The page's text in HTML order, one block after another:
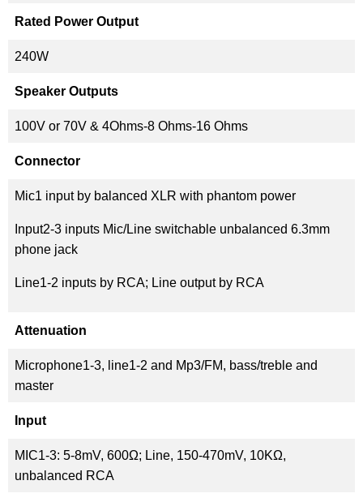
Rated Power Output
240W
Speaker Outputs
100V or 70V & 4Ohms-8 Ohms-16 Ohms
Connector
Mic1 input by balanced XLR with phantom power
Input2-3 inputs Mic/Line switchable unbalanced 6.3mm
phone jack
Line1-2 inputs by RCA; Line output by RCA
Attenuation
Microphone1-3, line1-2 and Mp3/FM, bass/treble and
master
Input
MIC1-3: 5-8mV, 600Ω; Line, 150-470mV, 10KΩ,
unbalanced RCA